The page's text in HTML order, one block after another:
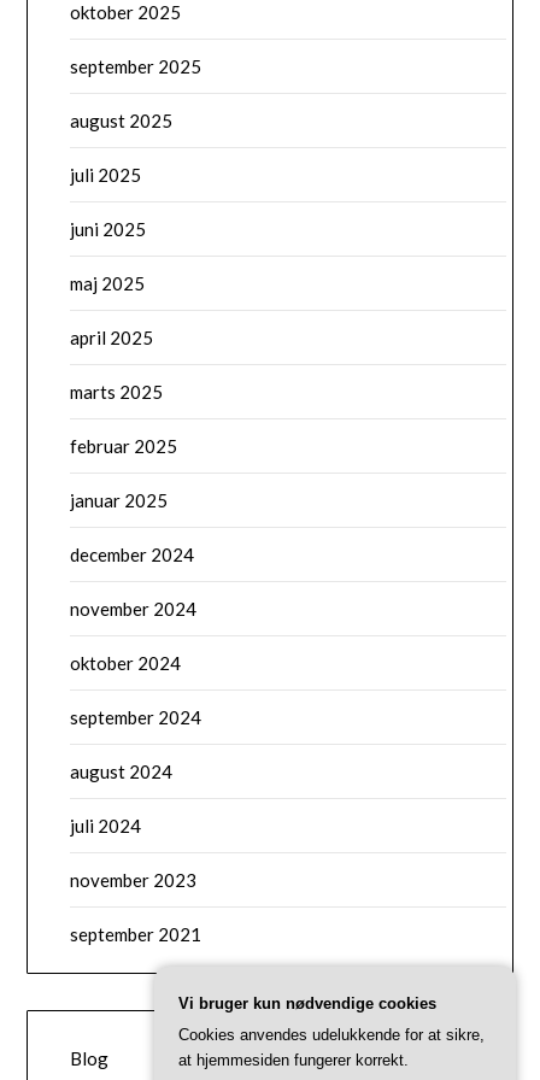
oktober 2025
september 2025
august 2025
juli 2025
juni 2025
maj 2025
april 2025
marts 2025
februar 2025
januar 2025
december 2024
november 2024
oktober 2024
september 2024
august 2024
juli 2024
november 2023
september 2021
CATEGORIES
Blog
Vi bruger kun nødvendige cookies
Cookies anvendes udelukkende for at sikre,
at hjemmesiden fungerer korrekt.